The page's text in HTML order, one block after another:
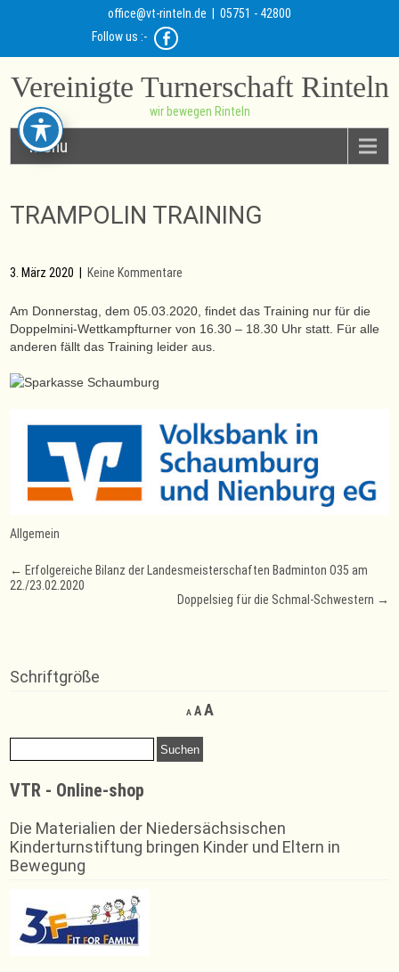
office@vt-rinteln.de | 05751 - 42800
Follow us :-
Vereinigte Turnerschaft Rinteln
wir bewegen Rinteln
Menu
TRAMPOLIN TRAINING
3. März 2020 Keine Kommentare
Am Donnerstag, dem 05.03.2020, findet das Training nur für die
Doppelmini-Wettkampfturner von 16.30 – 18.30 Uhr statt. Für alle
anderen fällt das Training leider aus.
Allgemein
Post
navigation
← Erfolgereiche Bilanz der Landesmeisterschaften Badminton O35 am
22./23.02.2020
Doppelsieg für die Schmal-Schwestern →
Schriftgröße
A
Decrease
font
AReset
size.
AIncrease
Suchen
nach:
VTR - Online-shop
Die Materialien der Niedersächsischen
Kinderturnstiftung bringen Kinder und Eltern in
Bewegung